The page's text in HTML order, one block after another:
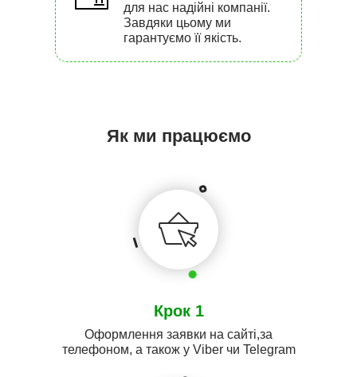
для нас надійні компанії.
Завдяки цьому ми
гарантуємо її якість.
Як ми працюємо
Крок 1
Оформлення заявки на сайті,за
телефоном, а також у Viber чи Telegram